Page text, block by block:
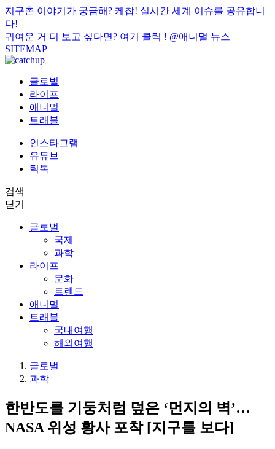
지구촌 이야기가 궁금해? 케찹! 실시간 세계 이슈를 공유합니
다!
귀여운 거 더 보고 싶다면? 여기 클릭 ! @애니멀 뉴스
SITEMAP
글로벌
라이프
애니멀
트래블
인스타그램
유튜브
틱톡
검색
닫기
글로벌
국제
과학
라이프
문화
트렌드
애니멀
트래블
국내여행
해외여행
글로벌
과학
한반도를 기둥처럼 덮은 ‘먼지의 벽’…
NASA 위성 황사 포착 [지구를 보다]